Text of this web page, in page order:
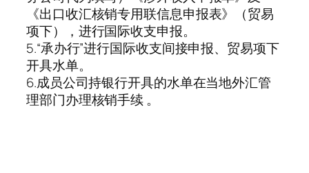
《出口收汇核销专用联信息申报表》（贸易
项下），进行国际收支申报。
5.“承办行”进行国际收支间接申报、贸易项下
开具水单。
6.成员公司持银行开具的水单在当地外汇管
理部门办理核销手续 。